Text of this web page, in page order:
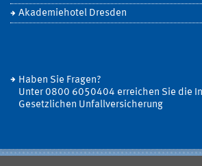
Akademiehotel Dresden
Haben Sie Fragen?
Unter 0800 6050404 erreichen Sie die
Gesetzlichen Unfallversicherung